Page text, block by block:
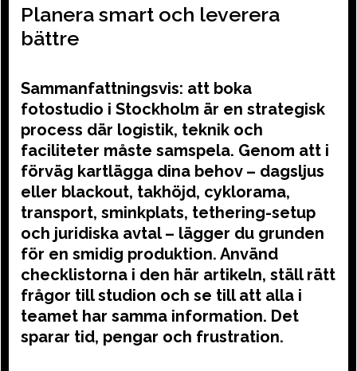
Planera smart och leverera
bättre
Sammanfattningsvis: att boka
fotostudio i Stockholm är en strategisk
process där logistik, teknik och
faciliteter måste samspela. Genom att i
förväg kartlägga dina behov – dagsljus
eller blackout, takhöjd, cyklorama,
transport, sminkplats, tethering-setup
och juridiska avtal – lägger du grunden
för en smidig produktion. Använd
checklistorna i den här artikeln, ställ rätt
frågor till studion och se till att alla i
teamet har samma information. Det
sparar tid, pengar och frustration.